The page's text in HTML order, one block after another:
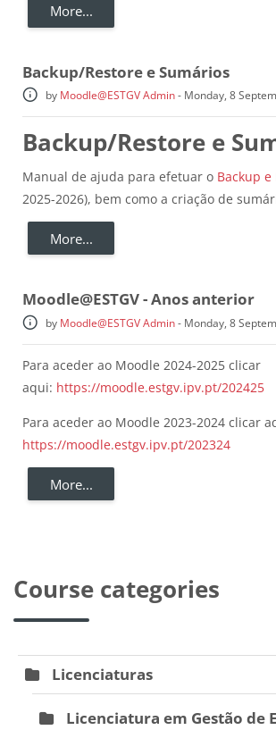
More...
Backup/Restore e Sumários
by Moodle@ESTGV Admin- Monday, 8
Backup/Restore e
Manual de ajuda para efetuar o Backup e
2025-2026), bem como a criação de
More...
Moodle@ESTGV - Anos anterior
by Moodle@ESTGV Admin- Monday, 8
Para aceder ao Moodle 2024-2025 clicar
aqui: https://moodle.estgv.ipv.pt/202425
Para aceder ao Moodle 2023-2024 clicar
https://moodle.estgv.ipv.pt/202324
More...
Course categories
Licenciaturas
Licenciatura em Gestão de